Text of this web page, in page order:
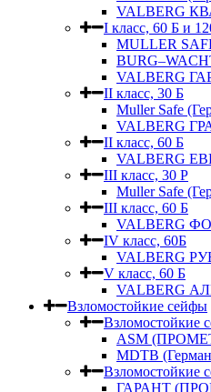
VALBERG
I класс, 60 Б и
MULLER
VALBERG
II класс, 30 Б
Muller Safe
VALBERG
II класс, 60 Б
VALBERG
III класс, 30 Р
Muller Safe
III класс, 60 Б
VALBERG
IV класс, 60Б
VALBERG
V класс, 60 Б
VALBERG
Взломостойкие сейфы
Взломостойкие
ASM
MDTB
Взломостойкие
ГАРАНТ